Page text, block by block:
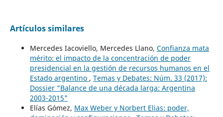
Artículos similares
Mercedes Iacoviello, Mercedes Llano, Confianza mata
mérito: el impacto de la concentración de poder
presidencial en la gestión de recursos humanos en el
Estado argentino , Temas y Debates: Núm. 33 (2017):
Dossier "Balance de una década larga: Argentina
2003-2015"
Elías Gómez, Max Weber y Norbert Elias: poder,